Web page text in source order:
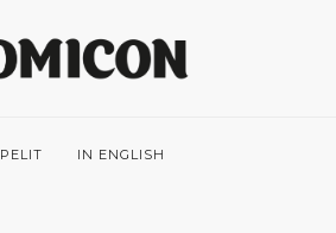
PELIT IN ENGLISH